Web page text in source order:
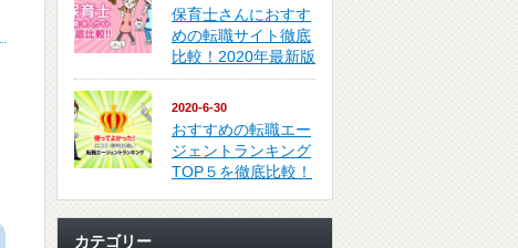
保育士さんにおすす
めの転職サイト徹底
比較！2020年最新版
2020-6-30
おすすめの転職エー
ジェントランキング
TOP５を徹底比較！
カテゴリー